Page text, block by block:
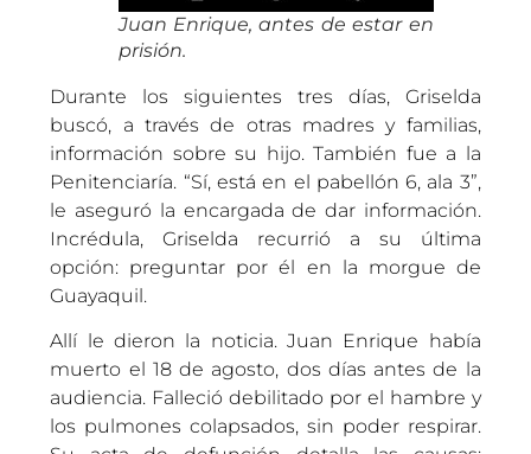
Juan Enrique, antes de estar en
prisión.
Durante los siguientes tres días, Griselda
buscó, a través de otras madres y familias,
información sobre su hijo. También fue a la
Penitenciaría. “Sí, está en el pabellón 6, ala 3”,
le aseguró la encargada de dar información.
Incrédula, Griselda recurrió a su última
opción: preguntar por él en la morgue de
Guayaquil.
Allí le dieron la noticia. Juan Enrique había
muerto el 18 de agosto, dos días antes de la
audiencia. Falleció debilitado por el hambre y
los pulmones colapsados, sin poder respirar.